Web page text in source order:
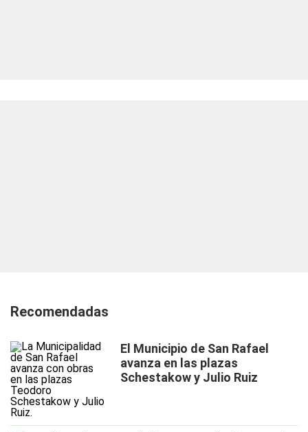
Recomendadas
El Municipio de San Rafael
avanza en las plazas
Schestakow y Julio Ruiz